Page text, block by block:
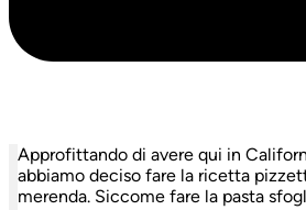
Approfittando di avere qui in
abbiamo deciso fare la ricetta
merenda. Siccome fare la pasta